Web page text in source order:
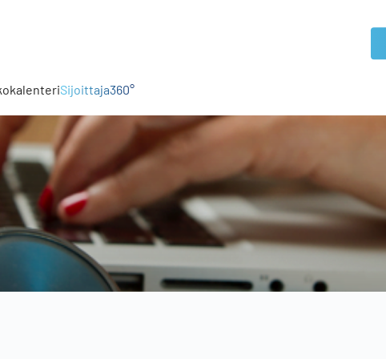
Sijoittaja360°